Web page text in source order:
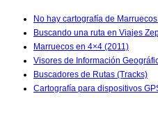
No hay cartografía de
Buscando una ruta en Viajes
Marruecos en 4×4 (2011)
Visores de Información
Buscadores de Rutas (Tracks)
Cartografía para dispositivos